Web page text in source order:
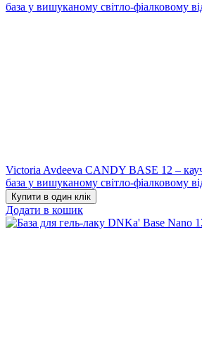
Victoria Avdeeva CANDY BASE 12 –
база у вишуканому світло-фіалковому
Купити в один клік
Додати в кошик